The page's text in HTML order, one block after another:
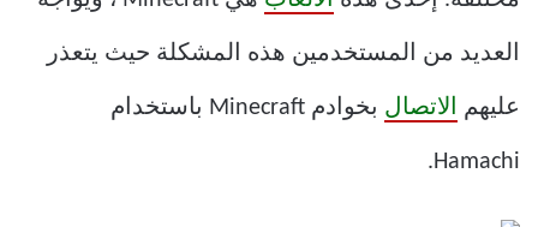
العديد من المستخدمين هذه المشكلة حيث يتعذر
عليهم الاتصال بخوادم Minecraft باستخدام
Hamachi.